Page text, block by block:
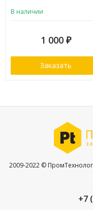
В наличии
1 000 ₽
Заказать
2009-2022 © ПромТехнолог
+7